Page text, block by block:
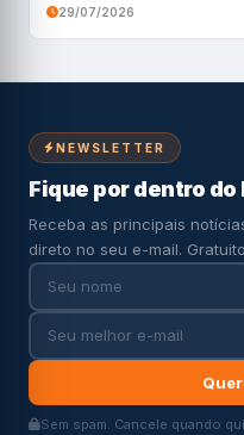
29/07/2026
NEWSLETTER
Fique por dentro do
Receba as principais
direto no seu e-mail.
Sem spam. Cancele quando